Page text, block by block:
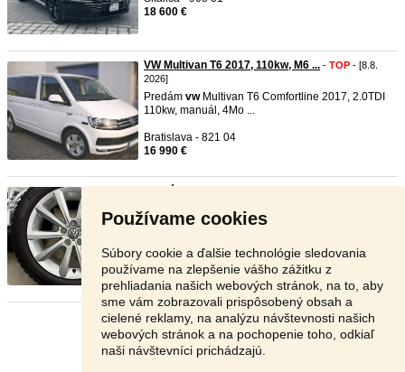
Používame cookies
Súbory cookie a ďalšie technológie sledovania
používame na zlepšenie vášho zážitku z
prehliadania našich webových stránok, na to, aby
sme vám zobrazovali prispôsobený obsah a
cielené reklamy, na analýzu návštevnosti našich
webových stránok a na pochopenie toho, odkiaľ
naši návštevníci prichádzajú.
18 600 €
VW Multivan T6 2017, 110kw, M6 ... - TOP - [8.8.
2026]
Predám vwMultivan T6 Comfortline 2017, 2.0TDI
110kw, manuál, 4Mo ...
Bratislava - 821 04
16 990 €
Zdravím, predám zimnú sadu R16 originál z
Námestovo - 029 01
399 €
Stránka: 1 2 3 Ďalšia